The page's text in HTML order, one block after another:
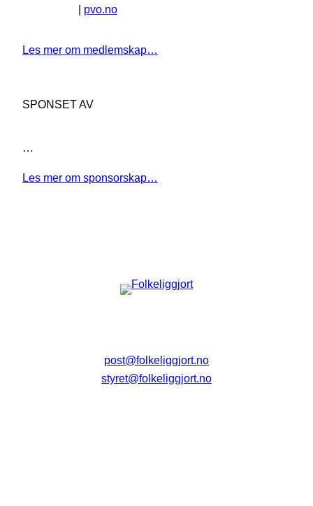
| pvo.no
Les mer om medlemskap…
SPONSET AV
…
Les mer om sponsorskap…
post@folkeliggjort.no
styret@folkeliggjort.no